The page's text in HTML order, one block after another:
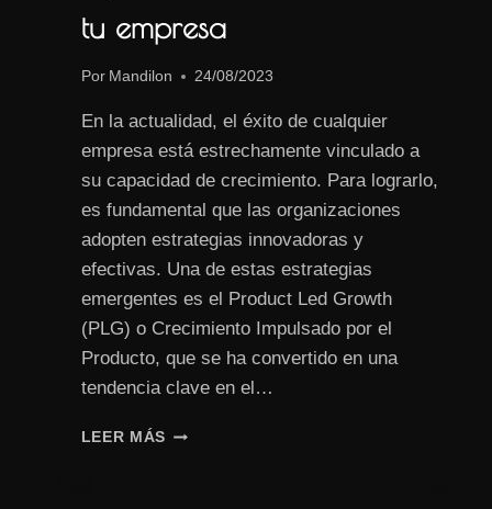
tu empresa
Por Mandilon 24/08/2023
En la actualidad, el éxito de cualquier
empresa está estrechamente vinculado a
su capacidad de crecimiento. Para lograrlo,
es fundamental que las organizaciones
adopten estrategias innovadoras y
efectivas. Una de estas estrategias
emergentes es el Product Led Growth
(PLG) o Crecimiento Impulsado por el
Producto, que se ha convertido en una
tendencia clave en el…
LEER MÁSPRODUCT